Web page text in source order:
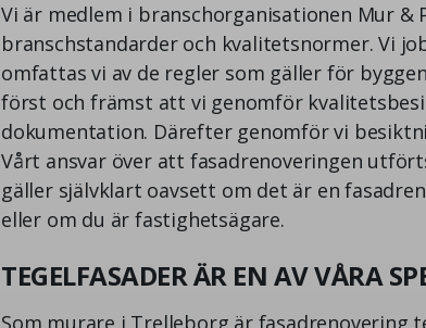
Vi är medlem i branschorganisationen Mur
branschstandarder och kvalitetsnormer. Vi
omfattas vi av de regler som gäller för
först och främst att vi genomför
dokumentation. Därefter genomför vi
Vårt ansvar över att fasadrenoveringen
gäller självklart oavsett om det är en
eller om du är fastighetsägare.
TEGELFASADER ÄR EN AV VÅRA
Som murare i Trelleborg är fasadrenovering